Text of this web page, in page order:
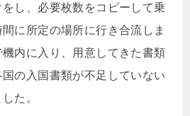
し、必要枚数をコピーして乗
に所定の場所に行き合流しま
内に入り、用意してきた書類
の入国書類が不足していない
た。